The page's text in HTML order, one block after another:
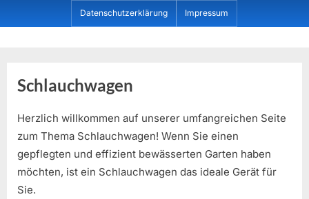
to
Datenschutzerklärung Impressum
Schlauchwagen
Herzlich willkommen auf unserer umfangreichen Seite
zum Thema Schlauchwagen! Wenn Sie einen
gepflegten und effizient bewässerten Garten haben
möchten, ist ein Schlauchwagen das ideale Gerät für
Sie.